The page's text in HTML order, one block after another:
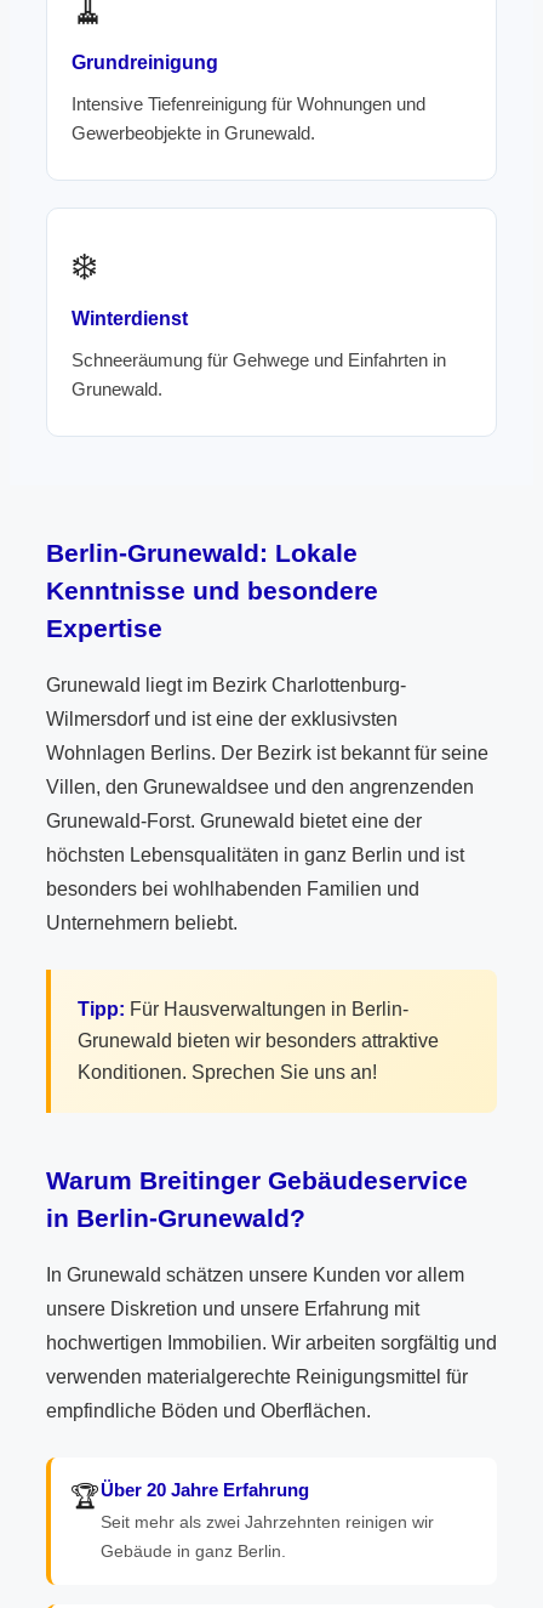
🧹
Grundreinigung
Intensive Tiefenreinigung für Wohnungen und
Gewerbeobjekte in Grunewald.
❄️
Winterdienst
Schneeräumung für Gehwege und Einfahrten in
Grunewald.
Berlin-Grunewald: Lokale
Kenntnisse und besondere
Expertise
Grunewald liegt im Bezirk Charlottenburg-
Wilmersdorf und ist eine der exklusivsten
Wohnlagen Berlins. Der Bezirk ist bekannt für seine
Villen, den Grunewaldsee und den angrenzenden
Grunewald-Forst. Grunewald bietet eine der
höchsten Lebensqualitäten in ganz Berlin und ist
besonders bei wohlhabenden Familien und
Unternehmern beliebt.
Tipp: Für Hausverwaltungen in Berlin-
Grunewald bieten wir besonders attraktive
Konditionen. Sprechen Sie uns an!
Warum Breitinger Gebäudeservice
in Berlin-Grunewald?
In Grunewald schätzen unsere Kunden vor allem
unsere Diskretion und unsere Erfahrung mit
hochwertigen Immobilien. Wir arbeiten sorgfältig und
verwenden materialgerechte Reinigungsmittel für
empfindliche Böden und Oberflächen.
🏆Über 20 Jahre Erfahrung
Seit mehr als zwei Jahrzehnten reinigen wir
Gebäude in ganz Berlin.